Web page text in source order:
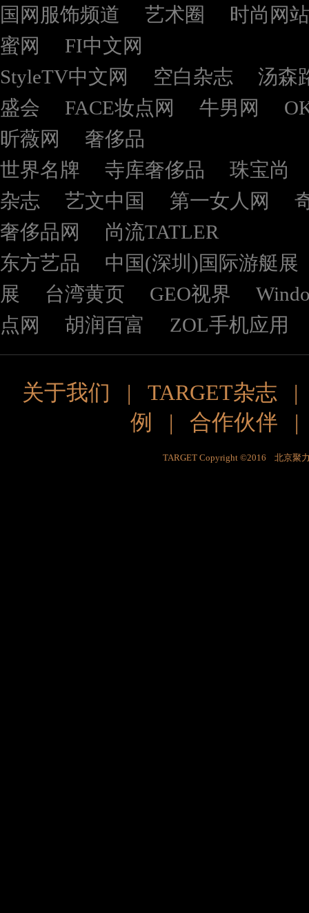
国网服饰频道
艺术圈
时尚网站
蜜网
FI中文网
StyleTV中文网
空白杂志
汤森
盛会
FACE妆点网 牛男网
昕薇网
奢侈品
世界名牌
寺库奢侈品
珠宝尚
杂志
艺文中国 第一女人网
奢侈品网
尚流TATLER
东方艺品
中国(深圳)国际游艇展
展
台湾黄页 GEO视界
点网
胡润百富 ZOL手机应用
关于我们 | TARGET杂志
例
| 合作伙伴
TARGET Copyright ©2016 北京聚